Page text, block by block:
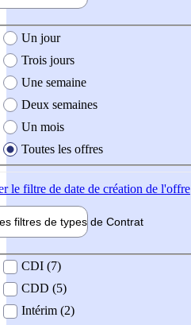
création de l'offre
Un jour
Trois jours
Une semaine
Deux semaines
Un mois
Toutes les offres
le filtre de date de création de l'offre
filtres de types de Contrat
contrat
CDI (7)
CDD (5)
Intérim (2)